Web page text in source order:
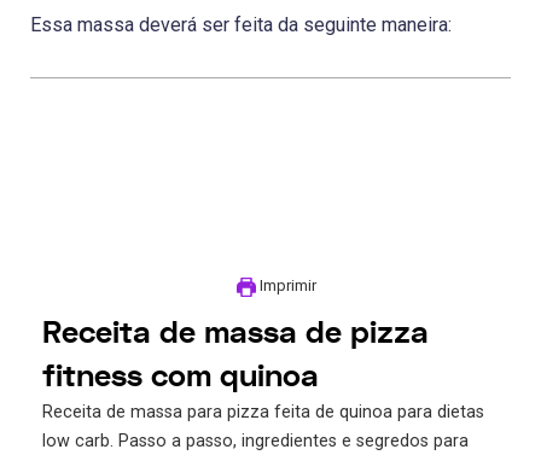
Essa massa deverá ser feita da seguinte maneira:
Imprimir
Receita de massa de pizza
fitness com quinoa
Receita de massa para pizza feita de quinoa para dietas
low carb. Passo a passo, ingredientes e segredos para